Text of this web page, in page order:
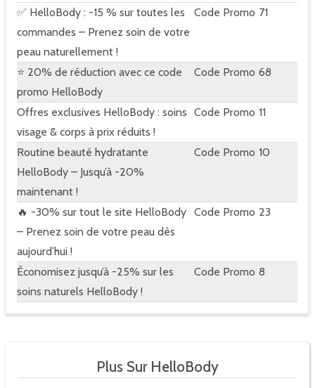
✅ HelloBody : -15 % sur toutes les
commandes – Prenez soin de votre
peau naturellement !
Code Promo 71
⭐ 20% de réduction avec ce code
promo HelloBody
Code Promo 68
Offres exclusives HelloBody : soins
visage & corps à prix réduits !
Code Promo 11
Routine beauté hydratante
HelloBody – Jusqu’à -20%
maintenant !
Code Promo 10
🔥 -30% sur tout le site HelloBody
– Prenez soin de votre peau dès
aujourd’hui !
Code Promo 23
Économisez jusqu’à -25% sur les
soins naturels HelloBody !
Code Promo 8
Plus Sur HelloBody